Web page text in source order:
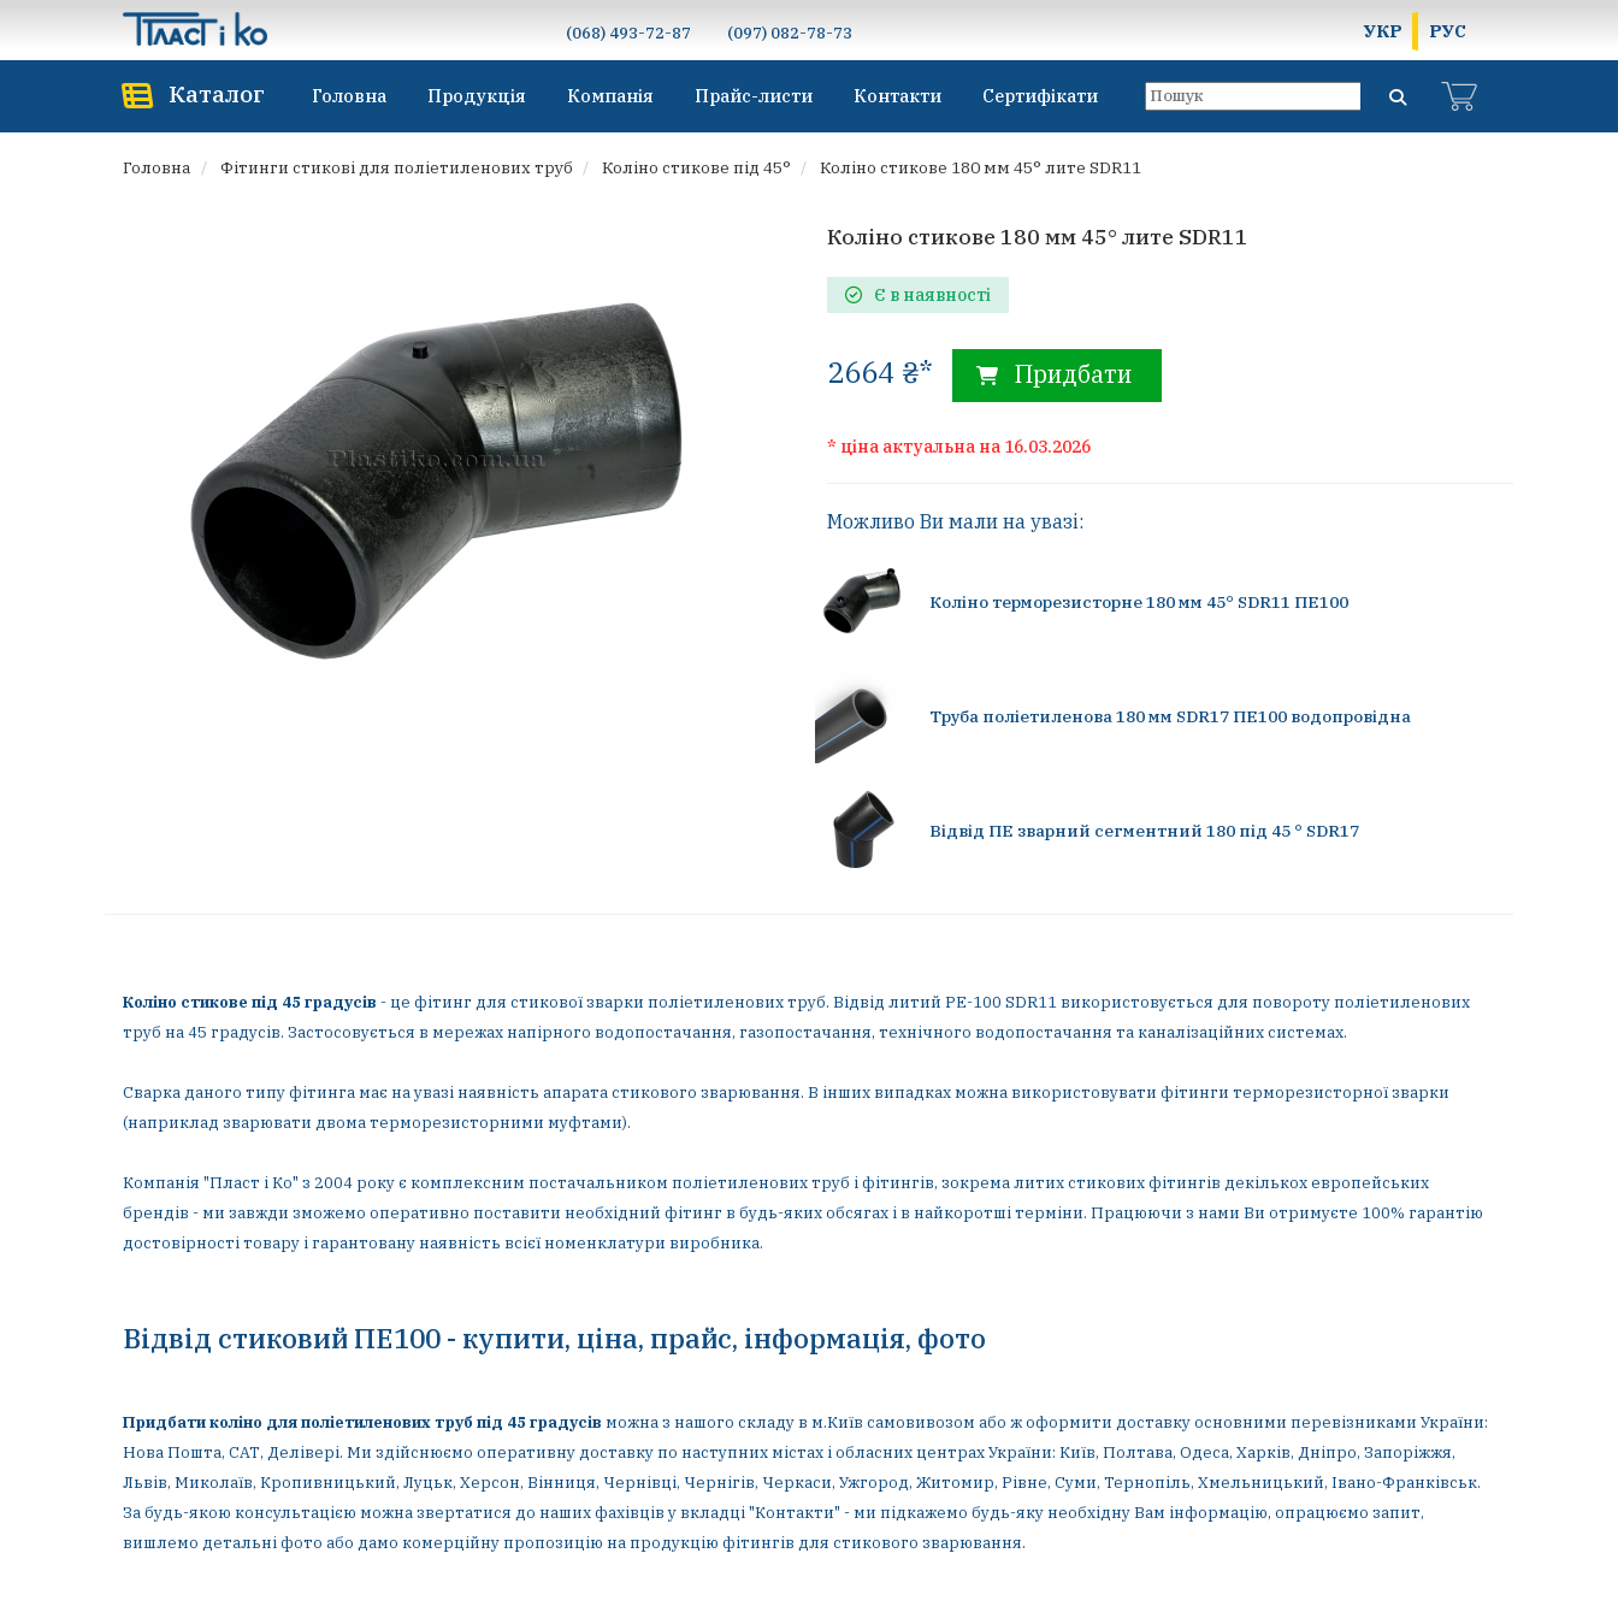
(068) 493-72-87 (097) 082-78-73 УКР РУС
Каталог Головна Продукція Компанія Прайс-листи Контакти Сертифікати
Головна Фітинги стикові для поліетиленових труб Коліно стикове під 45° Коліно стикове 180 мм 45° лите SDR11
Коліно стикове 180 мм 45° лите SDR11
Є в наявності
2664 ₴* Придбати
* ціна актуальна на 16.03.2026
Можливо Ви мали на увазі:
Коліно терморезисторне 180 мм 45° SDR11 ПЕ100
Труба поліетиленова 180 мм SDR17 ПЕ100 водопровідна
Відвід ПЕ зварний сегментний 180 під 45 ° SDR17
Коліно стикове під 45 градусів - це фітинг для стикової зварки поліетиленових труб. Відвід литий PE-100 SDR11 використовується для повороту поліетиленових
труб на 45 градусів. Застосовується в мережах напірного водопостачання, газопостачання, технічного водопостачання та каналізаційних системах.
Сварка даного типу фітинга має на увазі наявність апарата стикового зварювання. В інших випадках можна використовувати фітинги терморезисторної зварки
(наприклад зварювати двома терморезисторними муфтами).
Компанія "Пласт і Ко" з 2004 року є комплексним постачальником поліетиленових труб і фітингів, зокрема литих стикових фітингів декількох европейських
брендів - ми завжди зможемо оперативно поставити необхідний фітинг в будь-яких обсягах і в найкоротші терміни. Працюючи з нами Ви отримуєте 100% гарантію
достовірності товару і гарантовану наявність всієї номенклатури виробника.
Відвід стиковий ПЕ100 - купити, ціна, прайс, інформація, фото
Придбати коліно для поліетиленових труб під 45 градусів можна з нашого складу в м.Київ самовивозом або ж оформити доставку основними перевізниками України:
Нова Пошта, САТ, Делівері. Ми здійснюємо оперативну доставку по наступних містах і обласних центрах України: Київ, Полтава, Одеса, Харків, Дніпро, Запоріжжя,
Львів, Миколаїв, Кропивницький, Луцьк, Херсон, Вінниця, Чернівці, Чернігів, Черкаси, Ужгород, Житомир, Рівне, Суми, Тернопіль, Хмельницький, Івано-Франківськ.
За будь-якою консультацією можна звертатися до наших фахівців у вкладці "Контакти" - ми підкажемо будь-яку необхідну Вам інформацію, опрацюємо запит,
вишлемо детальні фото або дамо комерційну пропозицію на продукцію фітингів для стикового зварювання.